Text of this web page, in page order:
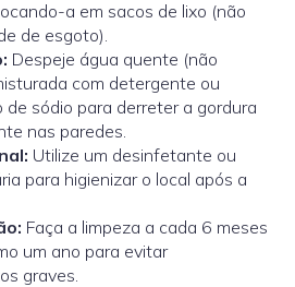
a em sacos de lixo (não
de esgoto)
Despeje água quente (não
com detergente ou
de sódio para derreter a gordura
nas paredes.
Utilize um desinfetante ou
para higienizar o local após a
Faça a limpeza a cada 6 meses
um ano para evitar
graves.